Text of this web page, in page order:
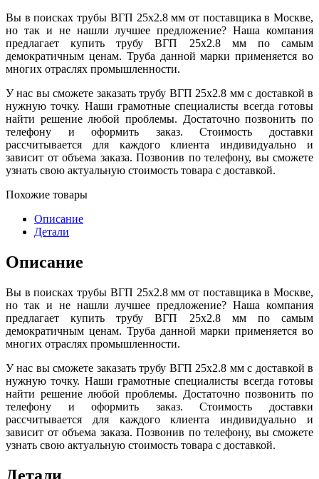
Вы в поисках трубы ВГП 25х2.8 мм от поставщика в Москве,
но так и не нашли лучшее предложение? Наша компания
предлагает купить трубу ВГП 25х2.8 мм по самым
демократичным ценам. Труба данной марки применяется во
многих отраслях промышленности.
У нас вы сможете заказать трубу ВГП 25х2.8 мм с доставкой в
нужную точку. Наши грамотные специалисты всегда готовы
найти решение любой проблемы. Достаточно позвонить по
телефону и оформить заказ. Стоимость доставки
рассчитывается для каждого клиента индивидуально и
зависит от объема заказа. Позвонив по телефону, вы сможете
узнать свою актуальную стоимость товара с доставкой.
Похожие товары
Описание
Детали
Описание
Вы в поисках трубы ВГП 25х2.8 мм от поставщика в Москве,
но так и не нашли лучшее предложение? Наша компания
предлагает купить трубу ВГП 25х2.8 мм по самым
демократичным ценам. Труба данной марки применяется во
многих отраслях промышленности.
У нас вы сможете заказать трубу ВГП 25х2.8 мм с доставкой в
нужную точку. Наши грамотные специалисты всегда готовы
найти решение любой проблемы. Достаточно позвонить по
телефону и оформить заказ. Стоимость доставки
рассчитывается для каждого клиента индивидуально и
зависит от объема заказа. Позвонив по телефону, вы сможете
узнать свою актуальную стоимость товара с доставкой.
Детали